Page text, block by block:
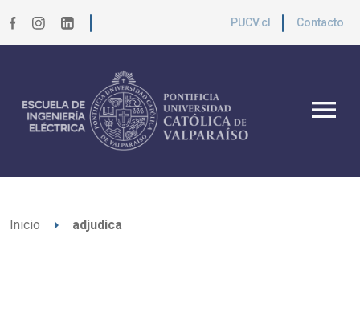
PUCV.cl Contacto
menu
Inicio arrow_right adjudica